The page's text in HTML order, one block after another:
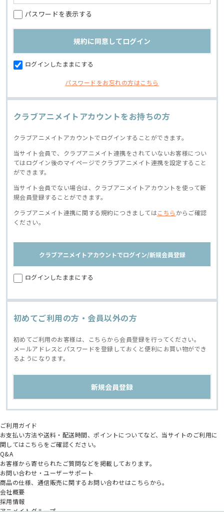
パスワードを表示する
ログインしたままにする
パスワードをお忘れの方はこちら
クラブアニメイトアカウントをお持ちの方
クラブアニメイトアカウントでログインすることができます。
当サイト会員で、クラブアニメイト連携をされていないお客様につい
てはログイン後のマイページでクラブアニメイト連携を設定すること
ができます。
当サイト会員でない場合は、クラブアニメイトアカウントを使って新
規会員登録することができます。
クラブアニメイト連携に関する規約につきましてはこちら からご確認
ください。
クラブアニメイトアカウントでログイン/新規会員登録
ログインしたままにする
初めてご利用の方・会員以外の方
初めてご利用のお客様は、こちらから会員登録を行ってください。
メールアドレスとパスワードを登録しておくと便利にお買い物ができ
るようになります。
ご利用ガイド
お支払い方法や送料・配送時間、ポイントについてなど、当サイトのご利用に
関してはこちらをご確認ください。
Q&A
お客様から寄せられたご質問などを掲載しております。
お問い合わせ・ユーザーサポート
商品の仕様、通信販売に関するお問い合わせはこちらから。
会社概要
採用情報